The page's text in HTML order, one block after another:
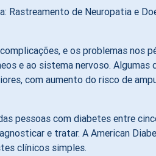
Rastreamento de Neuropatia e
e os problemas nos
e ao sistema nervoso.
com aumento do risco de
pessoas com diabetes entre
e tratar. A American
clínicos simples.